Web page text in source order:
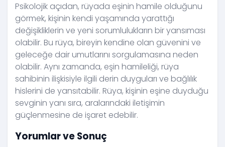
Psikolojik açıdan, rüyada eşinin hamile olduğunu
görmek, kişinin kendi yaşamında yarattığı
değişikliklerin ve yeni sorumlulukların bir yansıması
olabilir. Bu rüya, bireyin kendine olan güvenini ve
geleceğe dair umutlarını sorgulamasına neden
olabilir. Aynı zamanda, eşin hamileliği, rüya
sahibinin ilişkisiyle ilgili derin duyguları ve bağlılık
hislerini de yansıtabilir. Rüya, kişinin eşine duyduğu
sevginin yanı sıra, aralarındaki iletişimin
güçlenmesine de işaret edebilir.
Yorumlar ve Sonuç